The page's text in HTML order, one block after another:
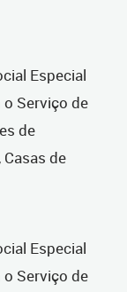
Especial
Serviço de
de
de
Especial
Serviço de